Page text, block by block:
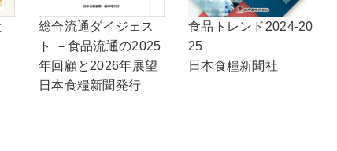
総合流通ダイジェス
ト －食品流通の2025
年回顧と2026年展望
日本食糧新聞発行
食品トレンド2024-20
25
日本食糧新聞社